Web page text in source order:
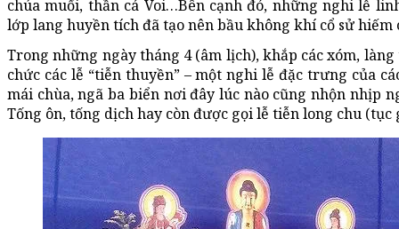
chúa muối, thần cá Voi…Bên cạnh đó, những nghi lễ
lớp lang huyền tích đã tạo nên bầu không khí cổ sử hiếm
Trong những ngày tháng 4 (âm lịch), khắp các xóm,
chức các lễ “tiễn thuyền” – một nghi lễ đặc trưng của
mái chùa, ngã ba biển nơi đây lúc nào cũng nhộn nhịp
Tống ôn, tống dịch hay còn được gọi lễ tiễn long chu (tục